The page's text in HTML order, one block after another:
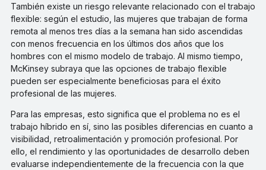
También existe un riesgo relevante relacionado con el trabajo
flexible: según el estudio, las mujeres que trabajan de forma
remota al menos tres días a la semana han sido ascendidas
con menos frecuencia en los últimos dos años que los
hombres con el mismo modelo de trabajo. Al mismo tiempo,
McKinsey subraya que las opciones de trabajo flexible
pueden ser especialmente beneficiosas para el éxito
profesional de las mujeres.
Para las empresas, esto significa que el problema no es el
trabajo híbrido en sí, sino las posibles diferencias en cuanto a
visibilidad, retroalimentación y promoción profesional. Por
ello, el rendimiento y las oportunidades de desarrollo deben
evaluarse independientemente de la frecuencia con la que